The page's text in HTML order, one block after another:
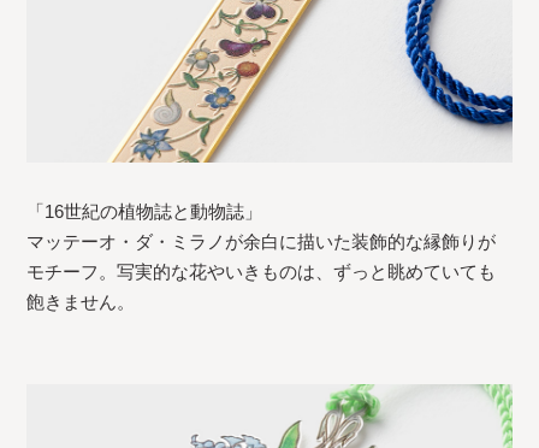
「16世紀の植物誌と動物誌」
マッテーオ・ダ・ミラノが余白に描いた装飾的な縁飾りが
モチーフ。写実的な花やいきものは、ずっと眺めていても
飽きません。